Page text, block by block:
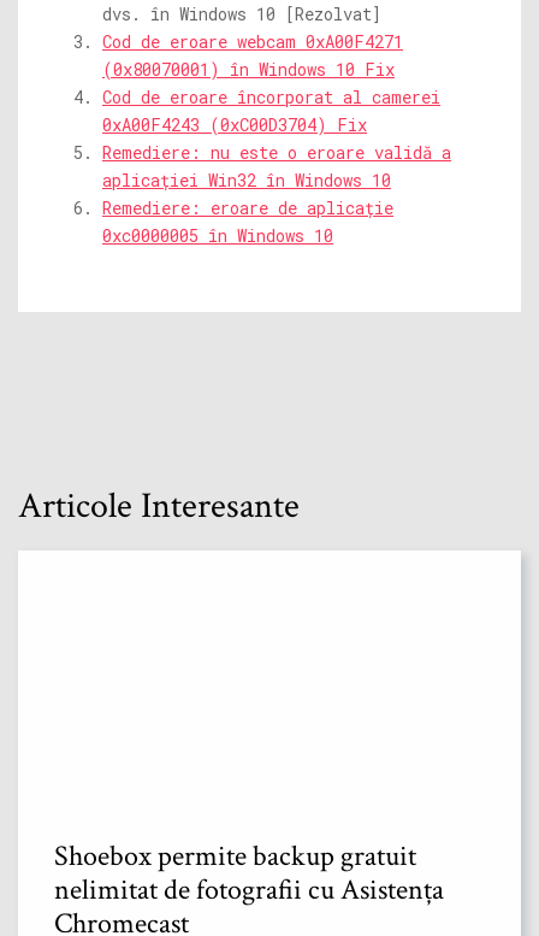
dvs. în Windows 10 [Rezolvat]
Cod de eroare webcam 0xA00F4271
(0x80070001) în Windows 10 Fix
Cod de eroare încorporat al camerei
0xA00F4243 (0xC00D3704) Fix
Remediere: nu este o eroare validă a
aplicației Win32 în Windows 10
Remediere: eroare de aplicație
0xc0000005 în Windows 10
Articole Interesante
Shoebox permite backup gratuit
nelimitat de fotografii cu Asistența
Chromecast